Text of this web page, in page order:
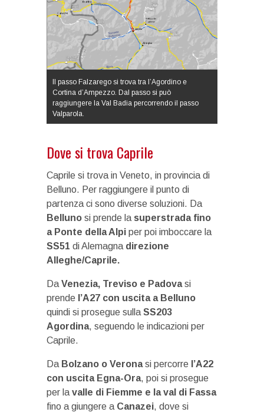
Il passo Falzarego si trova tra l’Agordino e
Cortina d’Ampezzo. Dal passo si può
raggiungere la Val Badia percorrendo il passo
Valparola.
Dove si trova Caprile
Caprile si trova in Veneto, in provincia di
Belluno. Per raggiungere il punto di
partenza ci sono diverse soluzioni. Da
Belluno si prende la superstrada fino
a Ponte della Alpi per poi imboccare la
SS51 di Alemagna direzione
Alleghe/Caprile.
Da Venezia, Treviso e Padovasi
prende l’A27 con uscita a Belluno
quindi si prosegue sulla SS203
Agordina, seguendo le indicazioni per
Caprile.
Da Bolzano o Veronasi percorre l’A22
con uscita Egna-Ora, poi si prosegue
per la valle di Fiemme e la val di Fassa
fino a giungere a Canazei, dove si